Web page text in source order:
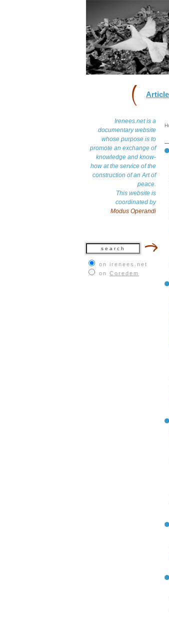
Irenees.net is a
documentary website
whose purpose is to
promote an exchange of
knowledge and know-
how at the service of the
construction of an Art of
peace.
This website is
coordinated by
Modus Operandi
on irenees.net
on Coredem